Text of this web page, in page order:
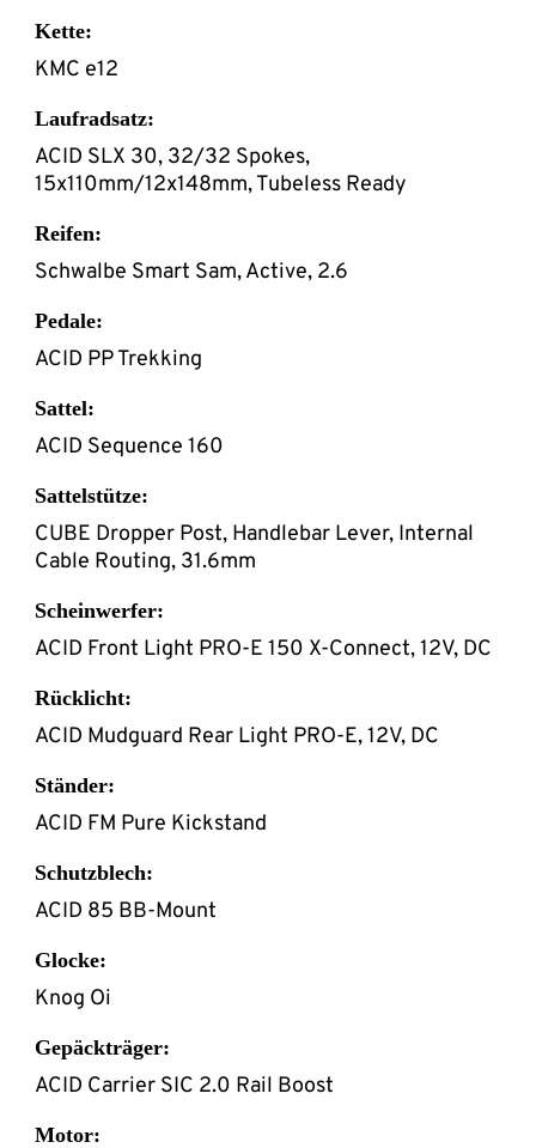
Kette:
KMC e12
Laufradsatz:
ACID SLX 30, 32/32 Spokes,
15x110mm/12x148mm, Tubeless Ready
Reifen:
Schwalbe Smart Sam, Active, 2.6
Pedale:
ACID PP Trekking
Sattel:
ACID Sequence 160
Sattelstütze:
CUBE Dropper Post, Handlebar Lever, Internal
Cable Routing, 31.6mm
Scheinwerfer:
ACID Front Light PRO-E 150 X-Connect, 12V, DC
Rücklicht:
ACID Mudguard Rear Light PRO-E, 12V, DC
Ständer:
ACID FM Pure Kickstand
Schutzblech:
ACID 85 BB-Mount
Glocke:
Knog Oi
Gepäckträger:
ACID Carrier SIC 2.0 Rail Boost
Motor: